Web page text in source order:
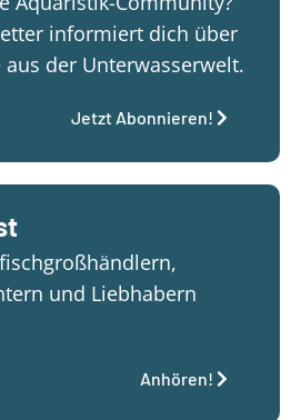
informiert dich über
der Unterwasserwelt.
Jetzt Abonnieren!
und Liebhabern
Anhören!